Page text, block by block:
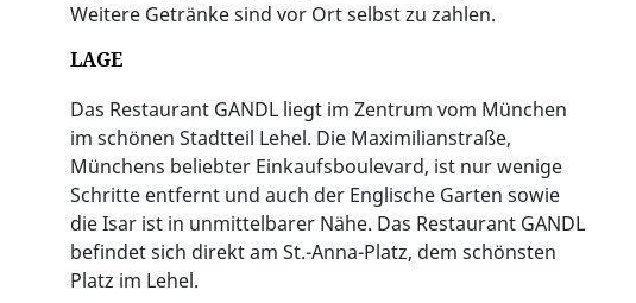
Weitere Getränke sind vor Ort selbst zu zahlen.
LAGE
Das Restaurant GANDL liegt im Zentrum vom München
im schönen Stadtteil Lehel. Die Maximilianstraße,
Münchens beliebter Einkaufsboulevard, ist nur wenige
Schritte entfernt und auch der Englische Garten sowie
die Isar ist in unmittelbarer Nähe. Das Restaurant GANDL
befindet sich direkt am St.-Anna-Platz, dem schönsten
Platz im Lehel.